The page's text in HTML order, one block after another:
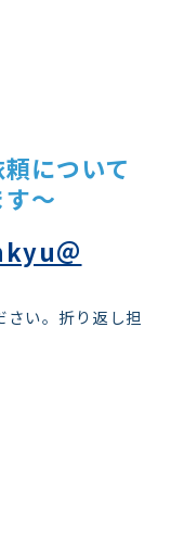
について
～
＠
い。折り返し担